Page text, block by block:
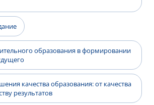
образования в формировании
качества образования: от качества
результатов